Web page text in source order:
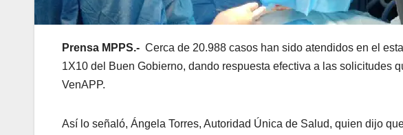
Prensa MPPS.- Cerca de 20.988 casos han sido atendidos en el
1X10 del Buen Gobierno, dando respuesta efectiva a las solicitudes
VenAPP.
Así lo señaló, Ángela Torres, Autoridad Única de Salud, quien dijo